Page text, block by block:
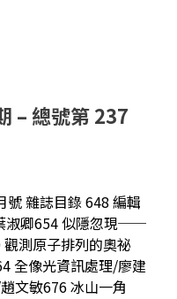
– 總號第 237
號 雜誌目錄 648 編輯
淑卿654 似隱忽現──
測原子排列的奧祕
全像光資訊處理/廖建
文敏676 冰山一角